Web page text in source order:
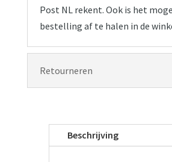
Post NL rekent. Ook is het
bestelling af te halen in de
Retourneren
Beschrijving